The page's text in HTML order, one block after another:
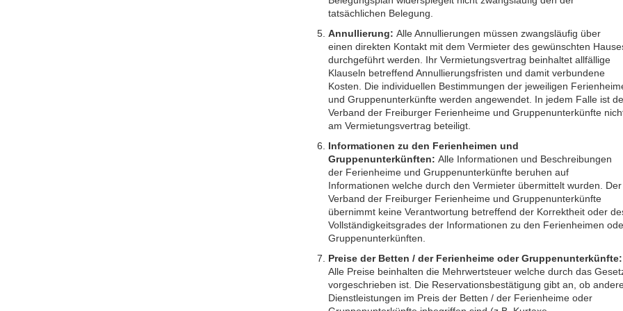
tatsächlichen Belegung.
Annullierung: Alle Annullierungen müssen zwangsläufig über
einen direkten Kontakt mit dem Vermieter des gewünschten
durchgeführt werden. Ihr Vermietungsvertrag beinhaltet allfällige
Klauseln betreffend Annullierungsfristen und damit verbundene
Kosten. Die individuellen Bestimmungen der jeweiligen
und Gruppenunterkünfte werden angewendet. In jedem Falle ist
Verband der Freiburger Ferienheime und Gruppenunterkünfte
am Vermietungsvertrag beteiligt.
Informationen zu den Ferienheimen und
Gruppenunterkünften: Alle Informationen und Beschreibungen
der Ferienheime und Gruppenunterkünfte beruhen auf
Informationen welche durch den Vermieter übermittelt wurden. Der
Verband der Freiburger Ferienheime und Gruppenunterkünfte
übernimmt keine Verantwortung betreffend der Korrektheit oder
Vollständigkeitsgrades der Informationen zu den Ferienheimen
Gruppenunterkünften.
Preise der Betten / der Ferienheime oder Gruppenunterkünfte:
Alle Preise beinhalten die Mehrwertsteuer welche durch das
vorgeschrieben ist. Die Reservationsbestätigung gibt an, ob
Dienstleistungen im Preis der Betten / der Ferienheime oder